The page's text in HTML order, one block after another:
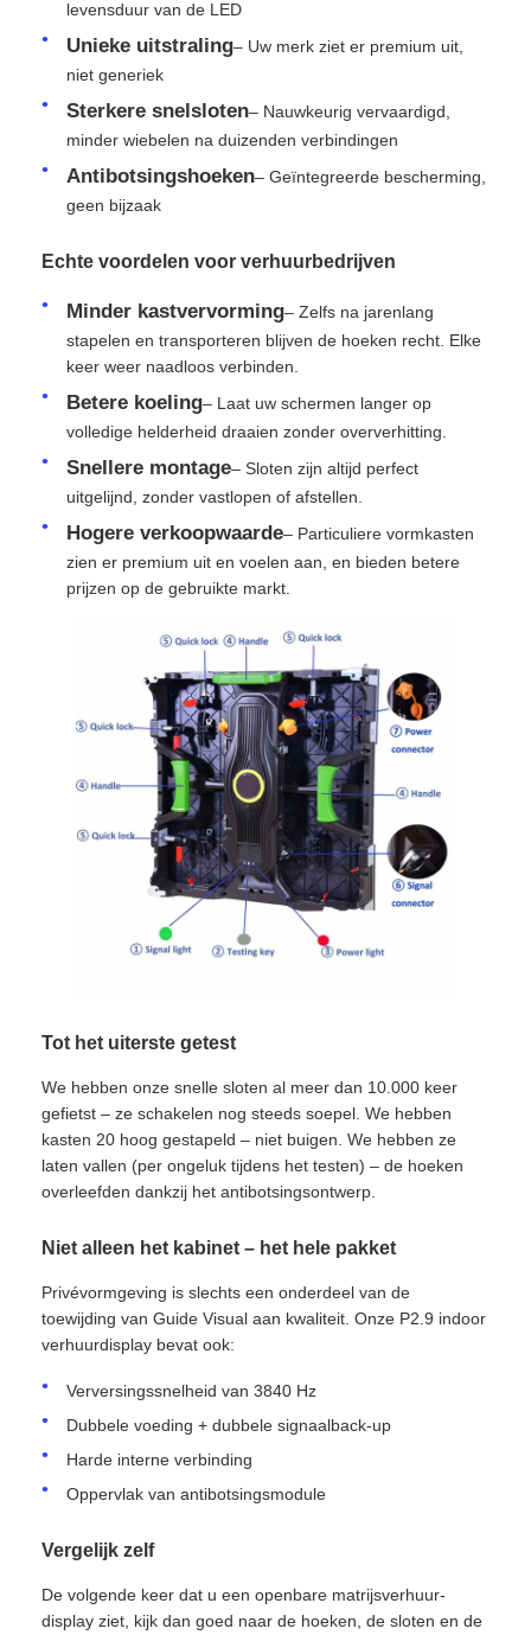
LED-videomuurweergave
LED -schermscherm
Verhuur van LED-schermen
COB LED VIDEO WALL
Transparant LED -display
SMD LED Scherm
Buiten LED-displaybord
Buiten geleid reclamebord
levensduur van de LED
Unieke uitstraling– Uw merk ziet er premium uit,
niet generiek
Sterkere snelsloten– Nauwkeurig vervaardigd,
minder wiebelen na duizenden verbindingen
Antibotsingshoeken– Geïntegreerde bescherming,
geen bijzaak
Echte voordelen voor verhuurbedrijven
Minder kastvervorming– Zelfs na jarenlang
stapelen en transporteren blijven de hoeken recht. Elke
keer weer naadloos verbinden.
Betere koeling– Laat uw schermen langer op
volledige helderheid draaien zonder oververhitting.
Snellere montage– Sloten zijn altijd perfect
uitgelijnd, zonder vastlopen of afstellen.
Hogere verkoopwaarde– Particuliere vormkasten
zien er premium uit en voelen aan, en bieden betere
prijzen op de gebruikte markt.
Tot het uiterste getest
We hebben onze snelle sloten al meer dan 10.000 keer
gefietst – ze schakelen nog steeds soepel. We hebben
kasten 20 hoog gestapeld – niet buigen. We hebben ze
laten vallen (per ongeluk tijdens het testen) – de hoeken
overleefden dankzij het antibotsingsontwerp.
Niet alleen het kabinet – het hele pakket
Privévormgeving is slechts een onderdeel van de
toewijding van Guide Visual aan kwaliteit. Onze P2.9 indoor
verhuurdisplay bevat ook:
Verversingssnelheid van 3840 Hz
Dubbele voeding + dubbele signaalback-up
Harde interne verbinding
Oppervlak van antibotsingsmodule
Vergelijk zelf
De volgende keer dat u een openbare matrijsverhuur-
display ziet, kijk dan goed naar de hoeken, de sloten en de